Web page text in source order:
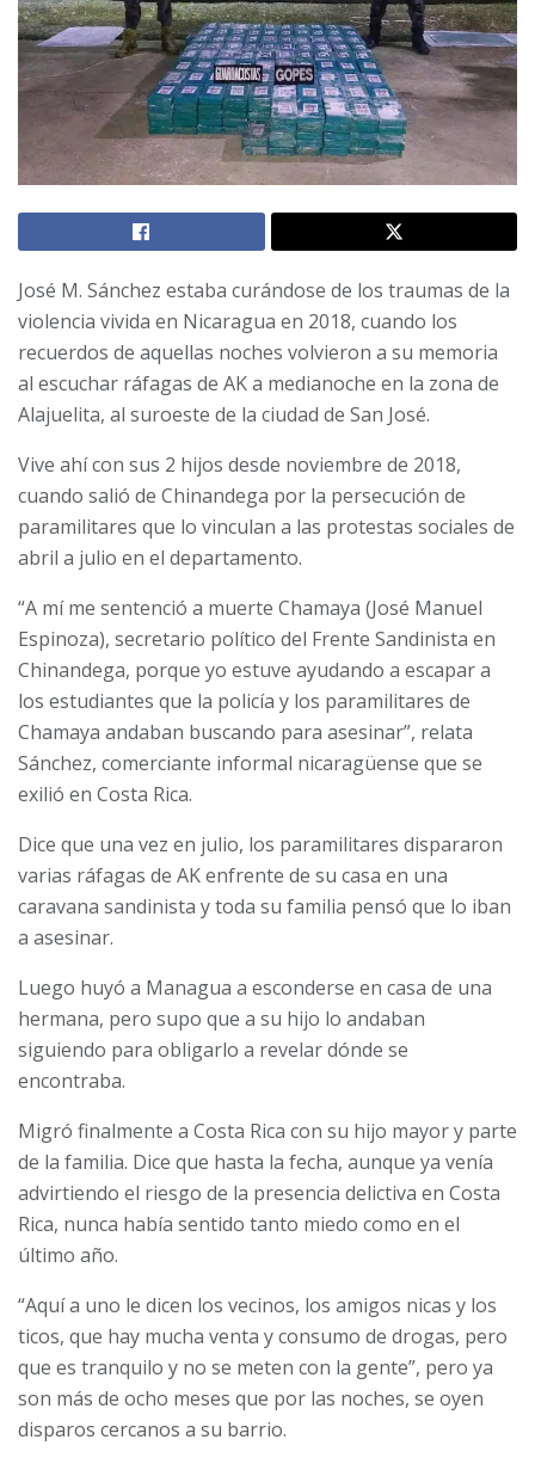
José M. Sánchez estaba curándose de los traumas de la
violencia vivida en Nicaragua en 2018, cuando los
recuerdos de aquellas noches volvieron a su memoria
al escuchar ráfagas de AK a medianoche en la zona de
Alajuelita, al suroeste de la ciudad de San José.
Vive ahí con sus 2 hijos desde noviembre de 2018,
cuando salió de Chinandega por la persecución de
paramilitares que lo vinculan a las protestas sociales de
abril a julio en el departamento.
“A mí me sentenció a muerte Chamaya (José Manuel
Espinoza), secretario político del Frente Sandinista en
Chinandega, porque yo estuve ayudando a escapar a
los estudiantes que la policía y los paramilitares de
Chamaya andaban buscando para asesinar”, relata
Sánchez, comerciante informal nicaragüense que se
exilió en Costa Rica.
Dice que una vez en julio, los paramilitares dispararon
varias ráfagas de AK enfrente de su casa en una
caravana sandinista y toda su familia pensó que lo iban
a asesinar.
Luego huyó a Managua a esconderse en casa de una
hermana, pero supo que a su hijo lo andaban
siguiendo para obligarlo a revelar dónde se
encontraba.
Migró finalmente a Costa Rica con su hijo mayor y parte
de la familia. Dice que hasta la fecha, aunque ya venía
advirtiendo el riesgo de la presencia delictiva en Costa
Rica, nunca había sentido tanto miedo como en el
último año.
“Aquí a uno le dicen los vecinos, los amigos nicas y los
ticos, que hay mucha venta y consumo de drogas, pero
que es tranquilo y no se meten con la gente”, pero ya
son más de ocho meses que por las noches, se oyen
disparos cercanos a su barrio.